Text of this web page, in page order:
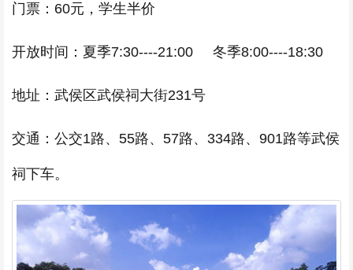
门票：60元，学生半价
开放时间：夏季7:30----21:00 冬季8:00----18:30
地址：武侯区武侯祠大街231号
交通：公交1路、55路、57路、334路、901路等武侯
祠下车。